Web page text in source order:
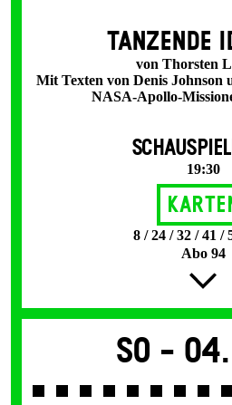
TANZENDE
von Thorsten
Mit Texten von Denis Johnson
NASA-Apollo-
19:30
8 / 24 / 32 / 41 /
Abo 94
So -